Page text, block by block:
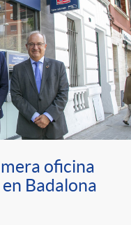
oficina
Badalona